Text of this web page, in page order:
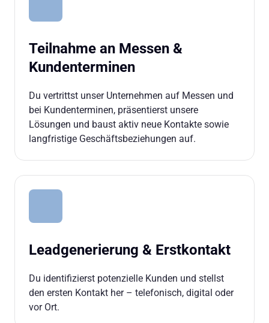
Teilnahme an Messen &
Kundenterminen
Du vertrittst unser Unternehmen auf Messen und
bei Kundenterminen, präsentierst unsere
Lösungen und baust aktiv neue Kontakte sowie
langfristige Geschäftsbeziehungen auf.
Leadgenerierung & Erstkontakt
Du identifizierst potenzielle Kunden und stellst
den ersten Kontakt her – telefonisch, digital oder
vor Ort.